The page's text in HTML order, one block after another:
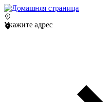
Укажите адрес